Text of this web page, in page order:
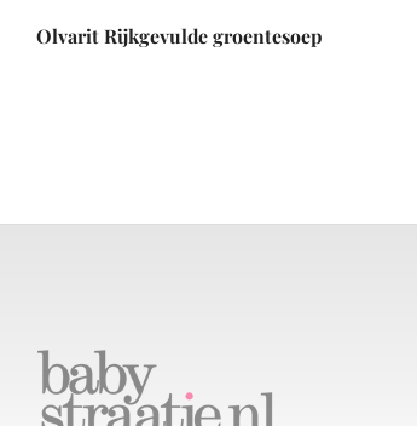
Olvarit Rijkgevulde groentesoep